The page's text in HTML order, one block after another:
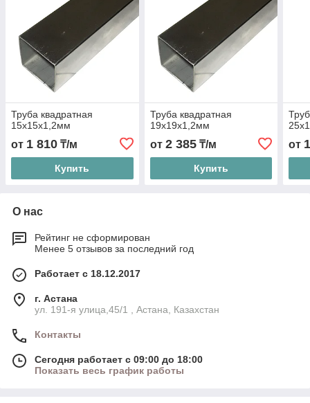
Труба квадратная
15х15x1,2мм
от 1 810 ₸/м
Купить
Труба квадратная
19х19x1,2мм
от 2 385₸/м
Купить
от
О нас
Рейтинг не сформирован
Менее 5 отзывов за последний год
Работает с 18.12.2017
г. Астана
ул. 191-я улица,45/1 , Астана, Казахстан
Контакты
Сегодня работает с 09:00 до 18:00
Показать весь график работы